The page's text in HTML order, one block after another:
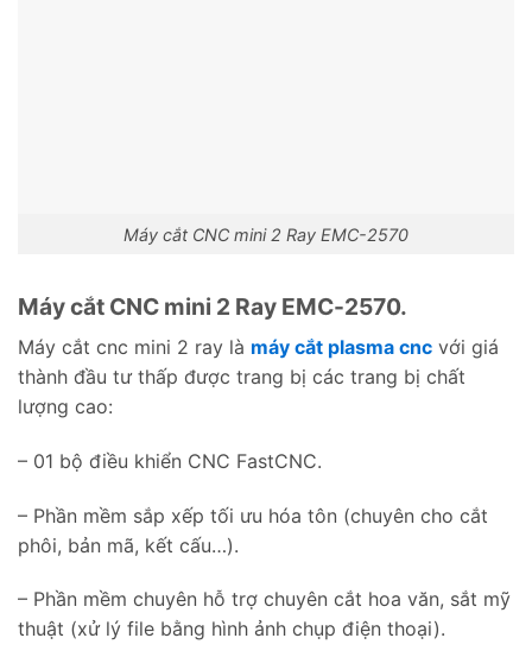
Máy cắt CNC mini 2 Ray EMC-2570
Máy cắt CNC mini 2 Ray EMC-2570.
Máy cắt cnc mini 2 ray là máy cắt plasma cnc với giá
thành đầu tư thấp được trang bị các trang bị chất
lượng cao:
– 01 bộ điều khiển CNC FastCNC.
– Phần mềm sắp xếp tối ưu hóa tôn (chuyên cho cắt
phôi, bản mã, kết cấu…).
– Phần mềm chuyên hỗ trợ chuyên cắt hoa văn, sắt mỹ
thuật (xử lý file bằng hình ảnh chụp điện thoại).